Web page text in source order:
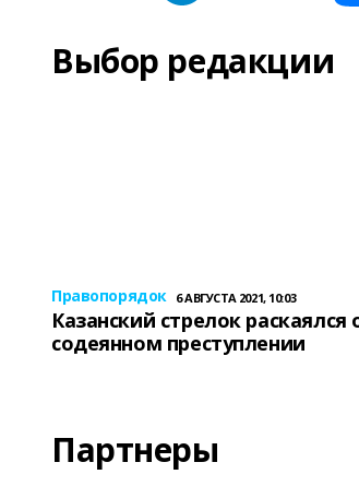
Выбор редакции
Правопорядок 6 АВГУСТА 2021, 10:03
Казанский стрелок раскаялся
содеянном преступлении
Партнеры